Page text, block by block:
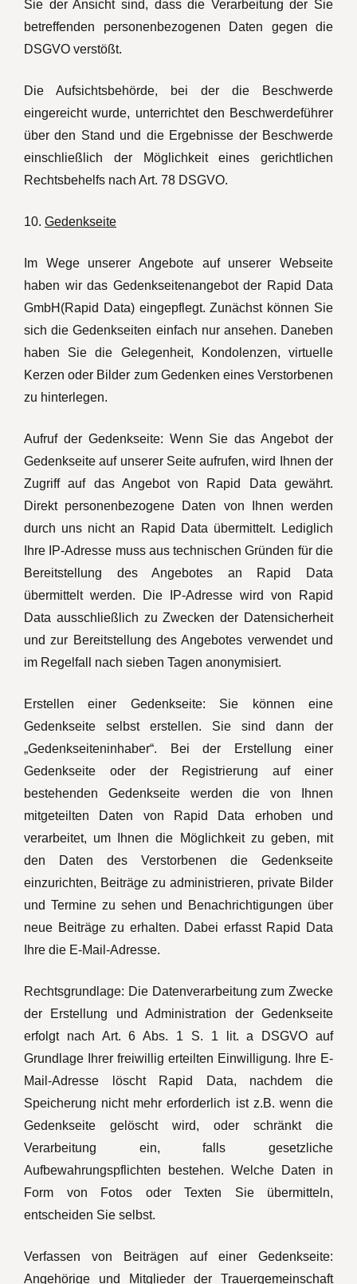
Sie der Ansicht sind, dass die Verarbeitung der Sie
betreffenden personenbezogenen Daten gegen die
DSGVO verstößt.
Die Aufsichtsbehörde, bei der die Beschwerde
eingereicht wurde, unterrichtet den Beschwerdeführer
über den Stand und die Ergebnisse der Beschwerde
einschließlich der Möglichkeit eines gerichtlichen
Rechtsbehelfs nach Art. 78 DSGVO.
10. Gedenkseite
Im Wege unserer Angebote auf unserer Webseite
haben wir das Gedenkseitenangebot der Rapid Data
GmbH(Rapid Data) eingepflegt. Zunächst können Sie
sich die Gedenkseiten einfach nur ansehen. Daneben
haben Sie die Gelegenheit, Kondolenzen, virtuelle
Kerzen oder Bilder zum Gedenken eines Verstorbenen
zu hinterlegen.
Aufruf der Gedenkseite: Wenn Sie das Angebot der
Gedenkseite auf unserer Seite aufrufen, wird Ihnen der
Zugriff auf das Angebot von Rapid Data gewährt.
Direkt personenbezogene Daten von Ihnen werden
durch uns nicht an Rapid Data übermittelt. Lediglich
Ihre IP-Adresse muss aus technischen Gründen für die
Bereitstellung des Angebotes an Rapid Data
übermittelt werden. Die IP-Adresse wird von Rapid
Data ausschließlich zu Zwecken der Datensicherheit
und zur Bereitstellung des Angebotes verwendet und
im Regelfall nach sieben Tagen anonymisiert.
Erstellen einer Gedenkseite: Sie können eine
Gedenkseite selbst erstellen. Sie sind dann der
„Gedenkseiteninhaber“. Bei der Erstellung einer
Gedenkseite oder der Registrierung auf einer
bestehenden Gedenkseite werden die von Ihnen
mitgeteilten Daten von Rapid Data erhoben und
verarbeitet, um Ihnen die Möglichkeit zu geben, mit
den Daten des Verstorbenen die Gedenkseite
einzurichten, Beiträge zu administrieren, private Bilder
und Termine zu sehen und Benachrichtigungen über
neue Beiträge zu erhalten. Dabei erfasst Rapid Data
Ihre die E-Mail-Adresse.
Rechtsgrundlage: Die Datenverarbeitung zum Zwecke
der Erstellung und Administration der Gedenkseite
erfolgt nach Art. 6 Abs. 1 S. 1 lit. a DSGVO auf
Grundlage Ihrer freiwillig erteilten Einwilligung. Ihre E-
Mail-Adresse löscht Rapid Data, nachdem die
Speicherung nicht mehr erforderlich ist z.B. wenn die
Gedenkseite gelöscht wird, oder schränkt die
Verarbeitung ein, falls gesetzliche
Aufbewahrungspflichten bestehen. Welche Daten in
Form von Fotos oder Texten Sie übermitteln,
entscheiden Sie selbst.
Verfassen von Beiträgen auf einer Gedenkseite:
Angehörige und Mitglieder der Trauergemeinschaft